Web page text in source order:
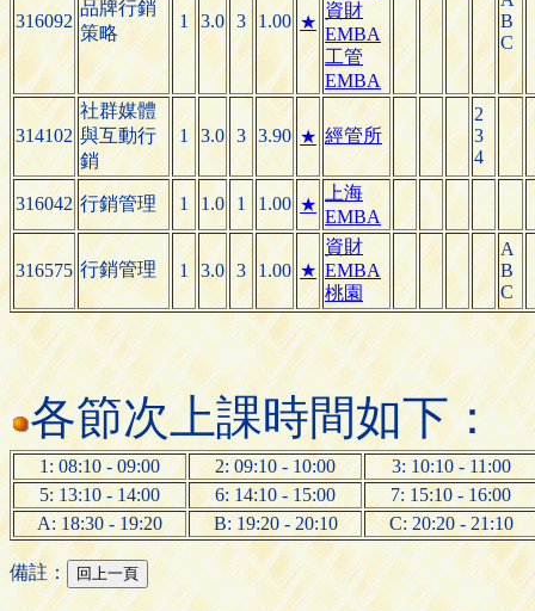
316092
品牌行銷
策略
1 3.0 3 1.00 ★
資財
EMBA
工管
EMBA
B
C
314102
社群媒體
與互動行
銷
1 3.0 3 3.90 ★ 經管所
2
3
4
316042 行銷管理 1 1.0 1 1.00 ★
上海
EMBA
316575 行銷管理 1 3.0 3 1.00 ★
資財
EMBA
桃園
A
B
C
各節次上課時間如下：
1: 08:10 - 09:00 2: 09:10 - 10:00
3: 10:10 - 11:00
5: 13:10 - 14:00
6: 14:10 - 15:00
7: 15:10 - 16:00
A: 18:30 - 19:20
B: 19:20 - 20:10 C: 20:20 - 21:10
備註：